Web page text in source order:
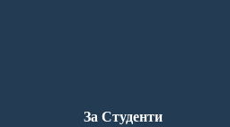
За Студенти